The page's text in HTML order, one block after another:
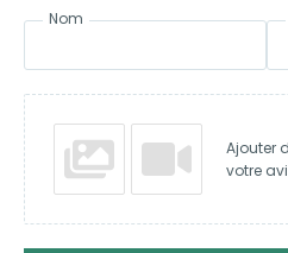
Nom
Ajouter
votre